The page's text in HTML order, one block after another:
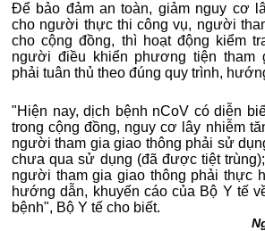
Để bảo đảm an toàn, giảm nguy cơ
cho người thực thi công vụ, người
cho cộng đồng, thì hoạt động kiểm
người điều khiển phương tiện tham
phải tuân thủ theo đúng quy trình,
"Hiện nay, dịch bệnh nCoV có diễn
trong cộng đồng, nguy cơ lây nhiễm
người tham gia giao thông phải sử
chưa qua sử dụng (đã được tiệt
người tham gia giao thông phải thực
hướng dẫn, khuyến cáo của Bộ Y tế
bệnh", Bộ Y tế cho biết.